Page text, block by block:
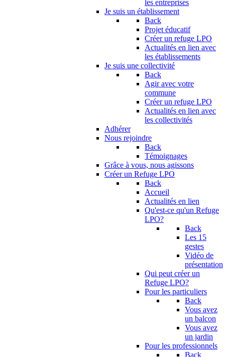
les entreprises
Je suis un établissement
Back
Projet éducatif
Créer un refuge LPO
Actualités en lien avec
les établissements
Je suis une collectivité
Back
Agir avec votre
commune
Créer un refuge LPO
Actualités en lien avec
les collectivités
Adhérer
Nous rejoindre
Back
Témoignages
Grâce à vous, nous agissons
Créer un Refuge LPO
Back
Accueil
Actualités en lien
Qu'est-ce qu'un Refuge
LPO?
Back
Les 15
gestes
Vidéo de
présentation
Qui peut créer un
Refuge LPO?
Pour les particuliers
Back
Vous avez
un balcon
Vous avez
un jardin
Pour les professionnels
Back